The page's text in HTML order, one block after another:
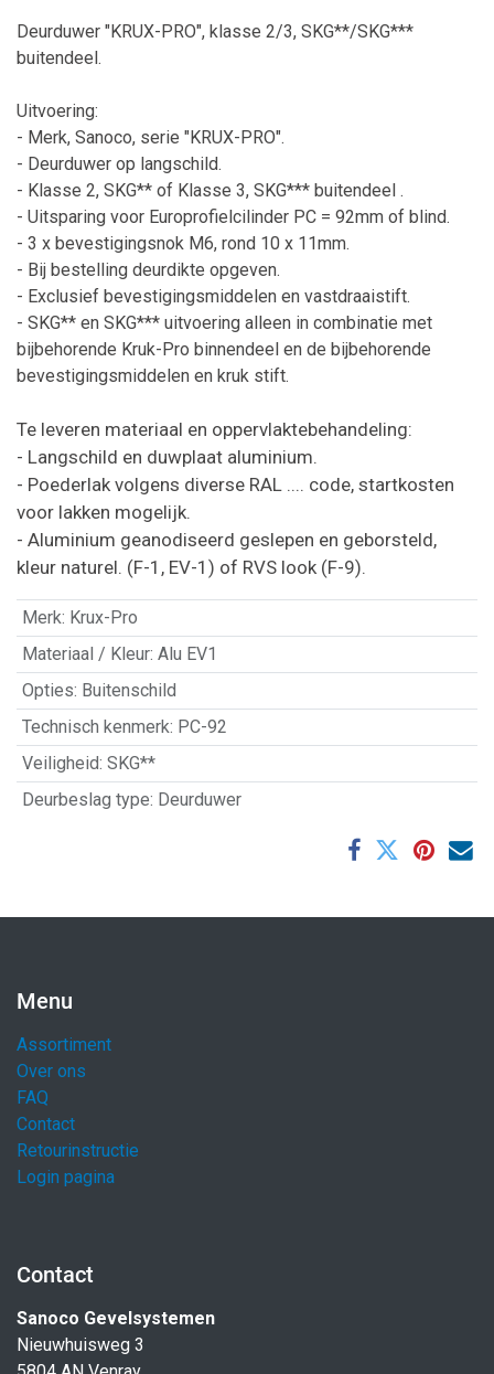
Deurduwer "KRUX-PRO", klasse 2/3, SKG**/SKG***
buitendeel.
Uitvoering:
- Merk, Sanoco, serie "KRUX-PRO".
- Deurduwer op langschild.
- Klasse 2, SKG** of Klasse 3, SKG*** buitendeel .
- Uitsparing voor Europrofielcilinder PC = 92mm of blind.
- 3 x bevestigingsnok M6, rond 10 x 11mm.
- Bij bestelling deurdikte opgeven.
- Exclusief bevestigingsmiddelen en vastdraaistift.
- SKG** en SKG*** uitvoering alleen in combinatie met
bijbehorende Kruk-Pro binnendeel en de bijbehorende
bevestigingsmiddelen en kruk stift.
Te leveren materiaal en oppervlaktebehandeling:
- Langschild en duwplaat aluminium.
- Poederlak volgens diverse RAL .... code, startkosten
voor lakken mogelijk.
- Aluminium geanodiseerd geslepen en geborsteld,
kleur naturel. (F-1, EV-1) of RVS look (F-9).
Merk: Krux-Pro
Materiaal / Kleur: Alu EV1
Opties: Buitenschild
Technisch kenmerk: PC-92
Veiligheid: SKG**
Deurbeslag type: Deurduwer
Menu
Assortiment
Over ons
FAQ
Contact
Retourinstructie
Login pagina
Contact
Sanoco Gevelsystemen
Nieuwhuisweg 3